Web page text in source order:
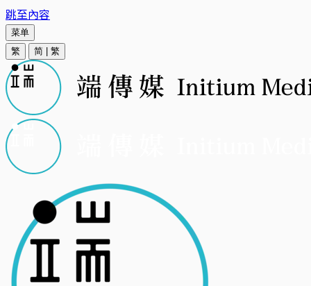
跳至內容
菜单
繁
简 繁